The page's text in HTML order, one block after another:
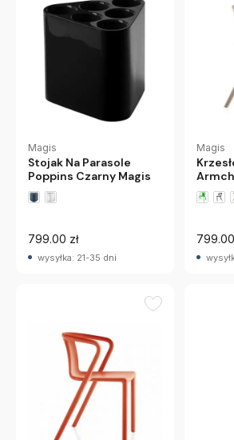
Magis
Stojak Na Parasole
Poppins Czarny Magis
799.00 zł
wysyłka: 21-35 dni
Magis
799.00